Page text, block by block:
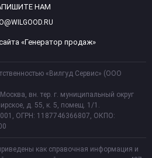
НАМ
«Генератор продаж»
«Вилгуд Сервис» (ООО
вн. тер. г. муниципальный округ
д. 55, к. 5, помещ. 1/1.
ОГРН: 1187746366807, ОКПО:
как справочная информация и